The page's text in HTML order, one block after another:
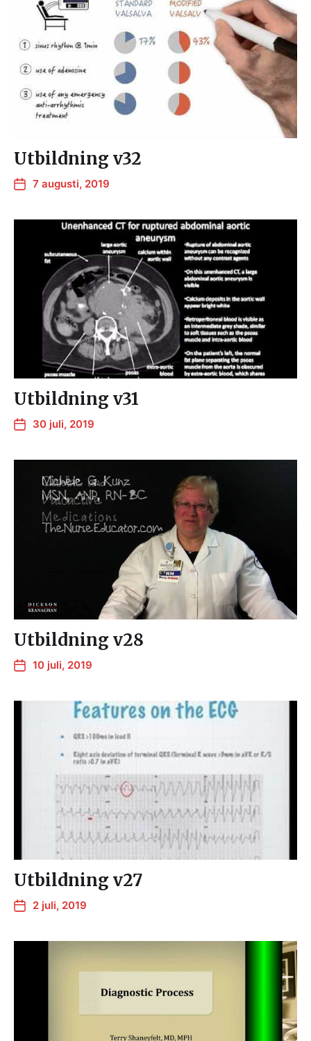
Utbildning v32
7 augusti, 2019
Utbildning v31
30 juli, 2019
Utbildning v28
10 juli, 2019
Utbildning v27
2 juli, 2019